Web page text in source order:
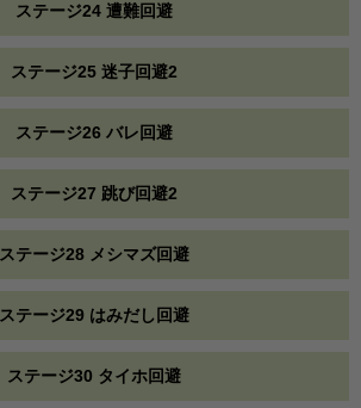
ステージ24 遭難回避
ステージ25 迷子回避2
ステージ26 バレ回避
ステージ27 跳び回避2
ステージ28 メシマズ回避
ステージ29 はみだし回避
ステージ30 タイホ回避